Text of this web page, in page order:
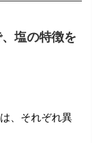
塩の特徴を
、それぞれ異